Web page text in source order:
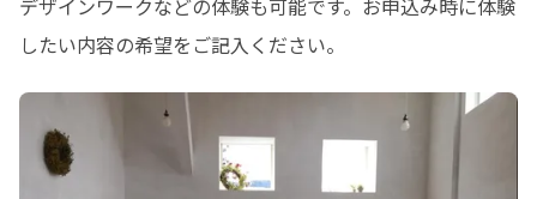
デザインワークなどの体験も可能です。お申込み時に体験
したい内容の希望をご記入ください。